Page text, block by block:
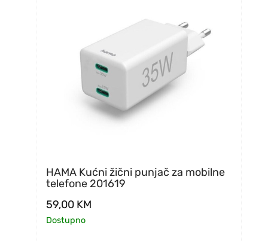
HAMA Kućni žični punjač za mobilne
telefone 201619
59,00 KM
Dostupno